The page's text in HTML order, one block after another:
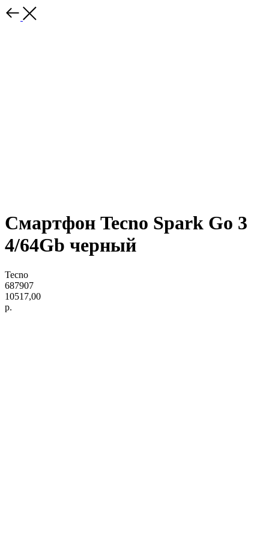
Смартфон Tecno Spark Go 3
4/64Gb черный
Tecno
687907
10517,00
р.